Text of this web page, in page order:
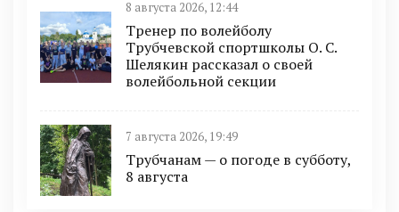
8 августа 2026, 12:44
Тренер по волейболу
Трубчевской спортшколы О. С.
Шелякин рассказал о своей
волейбольной секции
7 августа 2026, 19:49
Трубчанам — о погоде в субботу,
8 августа